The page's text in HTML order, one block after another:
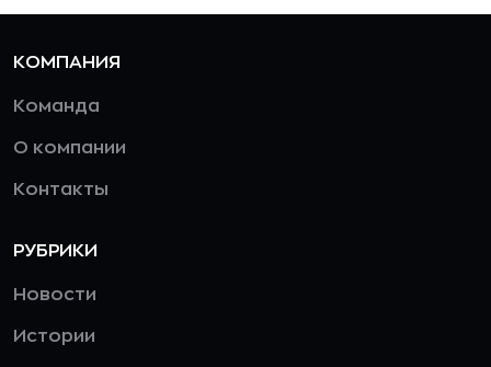
КОМПАНИЯ
Команда
О компании
Контакты
РУБРИКИ
Новости
Истории